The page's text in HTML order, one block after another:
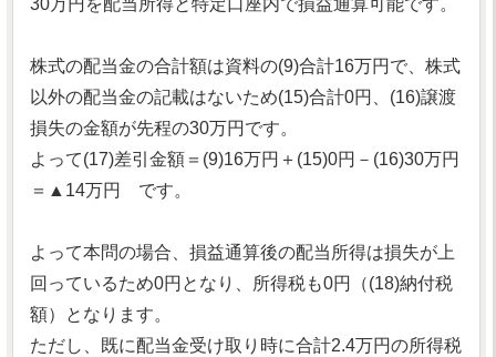
30万円を配当所得と特定口座内で損益通算可能です。
株式の配当金の合計額は資料の(9)合計16万円で、株式
以外の配当金の記載はないため(15)合計0円、(16)譲渡
損失の金額が先程の30万円です。
よって(17)差引金額＝(9)16万円＋(15)0円－(16)30万円
＝▲14万円 です。
よって本問の場合、損益通算後の配当所得は損失が上
回っているため0円となり、所得税も0円（(18)納付税
額）となります。
ただし、既に配当金受け取り時に合計2.4万円の所得税